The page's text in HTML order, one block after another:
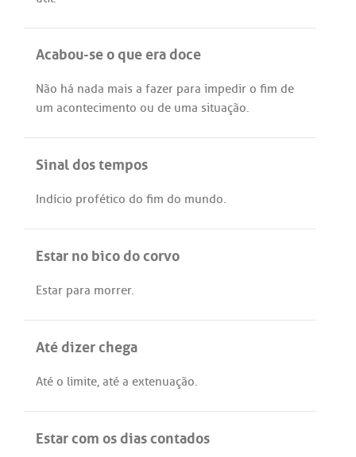
Acabou-se o que era doce
Não há nada mais a fazer para impedir o fim de
um acontecimento ou de uma situação.
Sinal dos tempos
Indício profético do fim do mundo.
Estar no bico do corvo
Estar para morrer.
Até dizer chega
Até o limite, até a extenuação.
Estar com os dias contados